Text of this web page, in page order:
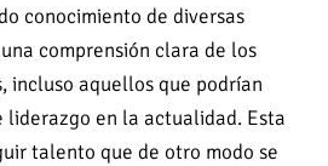
conocimiento de diversas
comprensión clara de los
incluso aquellos que podrían
liderazgo en la actualidad. Esta
talento que de otro modo se